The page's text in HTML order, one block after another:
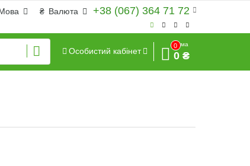
+38 (067) 364 71 72
₴ Валюта
Особистий кабінет
0
Сума
0 ₴